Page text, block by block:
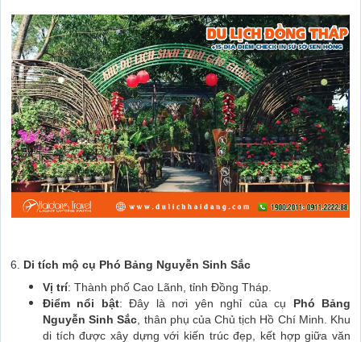
6. Di tích mộ cụ Phó Bảng Nguyễn Sinh Sắc
Vị trí: Thành phố Cao Lãnh, tỉnh Đồng Tháp.
Điểm nổi bật: Đây là nơi yên nghỉ của cụ Phó Bảng
Nguyễn Sinh Sắc, thân phụ của Chủ tịch Hồ Chí Minh. Khu
di tích được xây dựng với kiến trúc đẹp, kết hợp giữa văn